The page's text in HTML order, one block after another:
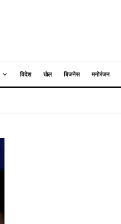
विदेश खेल बिजनेस मनोरंजन